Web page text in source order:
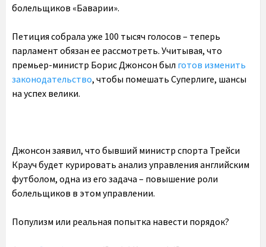
болельщиков «Баварии».
Петиция собрала уже 100 тысяч голосов – теперь
парламент обязан ее рассмотреть. Учитывая, что
премьер-министр Борис Джонсон был готов изменить
законодательство, чтобы помешать Суперлиге, шансы
на успех велики.
Джонсон заявил, что бывший министр спорта Трейси
Крауч будет курировать анализ управления английским
футболом, одна из его задача – повышение роли
болельщиков в этом управлении.
Популизм или реальная попытка навести порядок?